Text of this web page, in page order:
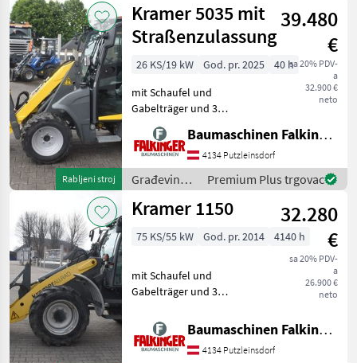
Kategorija 4 Država Filtri
TRENUTNA
STAZA
Izgradnja
Gradevinski
Strojevi
Bageri
Tockasi
ODABERITE
KATEGORIJU
Kramer
Caterpillar
JCB
Poništi
Prikaži
98
rezultata
Rabljeni stroj
Kramer 5035 mit
Straßenzulassung
39.480
€
sa 20% PDV-
a
32.900 €
neto
26 KS/19 kW God. pr. 2025
40 h
mit Schaufel und
Gabelträger und 3
hydraulischen Steuerkreis!!
Betriebsgewicht: 1800kg
Reifen 100% Der Kramer
5035 ist in einem guten
Zustand!! BAUMASCHINEN
FALK
Baumaschinen Falkinger
4134 Putzleinsdorf
Građevinski
strojevi /
Kramer
Premium Plus trgovac
Kramer 1150
32.280
€
sa 20% PDV-
a
26.900 €
neto
75 KS/55 kW God. pr. 2014 4140 h
mit Schaufel und
Gabelträger und 3
Betriebsgewicht: 5900kg
Reifen 60% Der Kramer
1150 ist in einem guten
Baumaschinen Falkinger
4134 Putzleinsdorf